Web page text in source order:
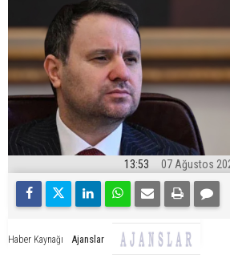
13:53 07 Ağustos
Haber Kaynağı Ajanslar